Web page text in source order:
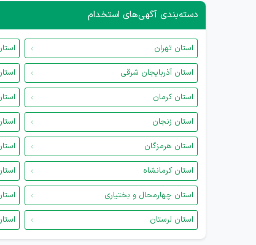
دسته‌بندی آگهی‌های استخدام
استان تهران
استان آذربایجان شرقی
استان کرمان
استان زنجان
استان هرمزگان
استان کرمانشاه
استان چهارمحال و بختیاری
استان لرستان